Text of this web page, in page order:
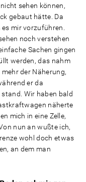
sehen können,
gebaut hätte. Da
es mir vorzuführen.
noch verstehen
Sachen gingen
werden, das nahm
der Näherung,
er da
Wir haben bald
näherte
mich in eine Zelle,
nun an wußte ich,
wohl doch etwas
an dem man